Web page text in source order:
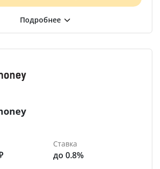
Ставка
до 0.8%